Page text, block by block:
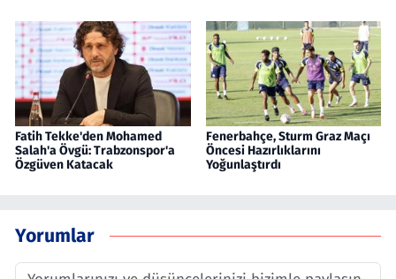
Fatih Tekke'den Mohamed
Salah'a Övgü: Trabzonspor'a
Özgüven Katacak
Fenerbahçe, Sturm Graz Maçı
Öncesi Hazırlıklarını
Yoğunlaştırdı
Yorumlar